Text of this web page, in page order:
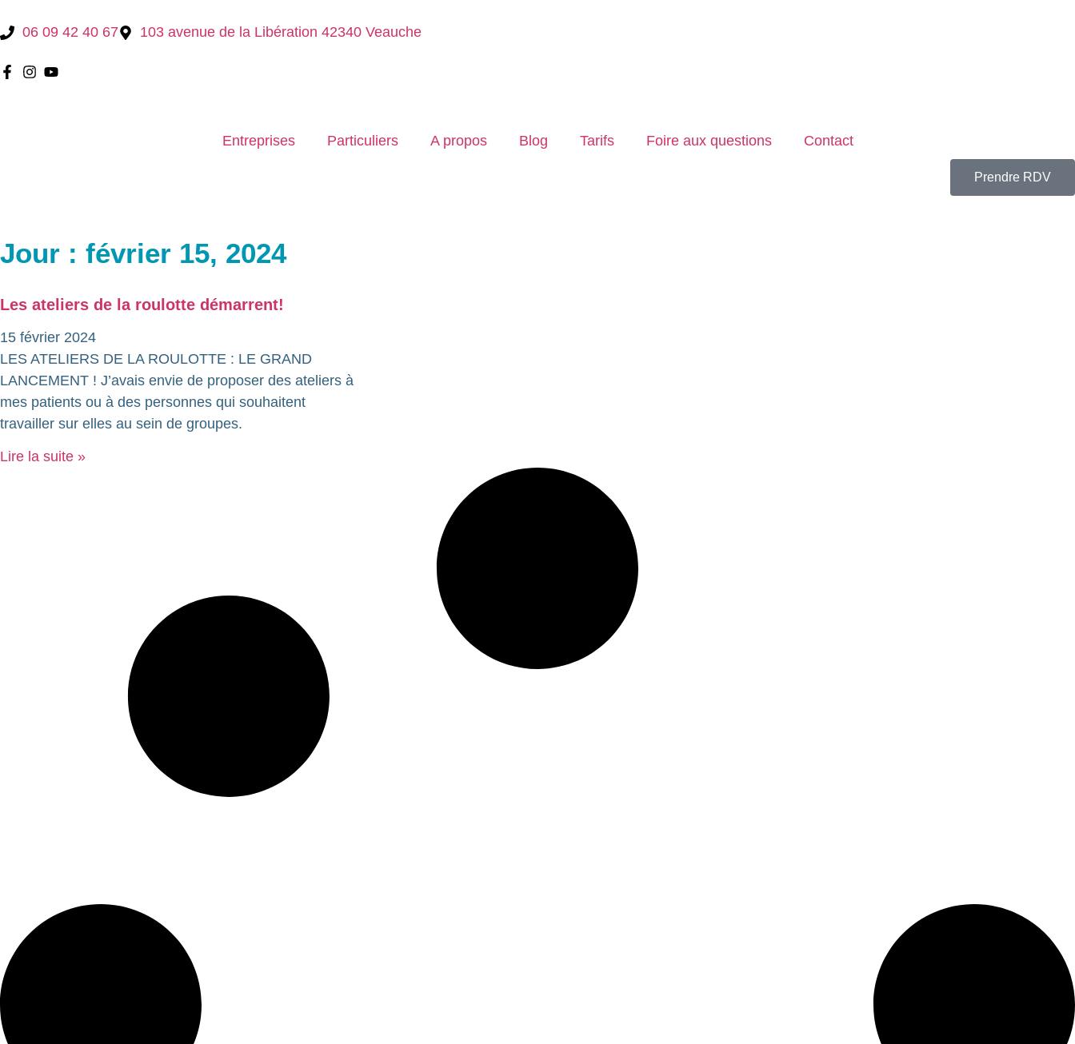
06 09 42 40 67 103 avenue de la Libération 42340 Veauche
Entreprises Particuliers A propos Blog Tarifs Foire aux questions Contact
Prendre RDV
Jour : février 15, 2024
Les ateliers de la roulotte démarrent!
15 février 2024
LES ATELIERS DE LA ROULOTTE : LE GRAND
LANCEMENT ! J’avais envie de proposer des ateliers à
mes patients ou à des personnes qui souhaitent
travailler sur elles au sein de groupes.
Lire la suite »